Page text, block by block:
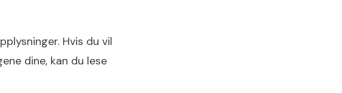
Hvis du vil
dine, kan du lese